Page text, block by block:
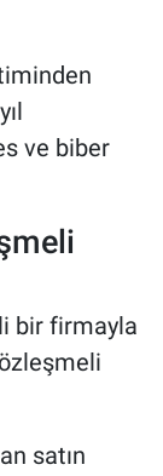
ve biber
bir firmayla
satın